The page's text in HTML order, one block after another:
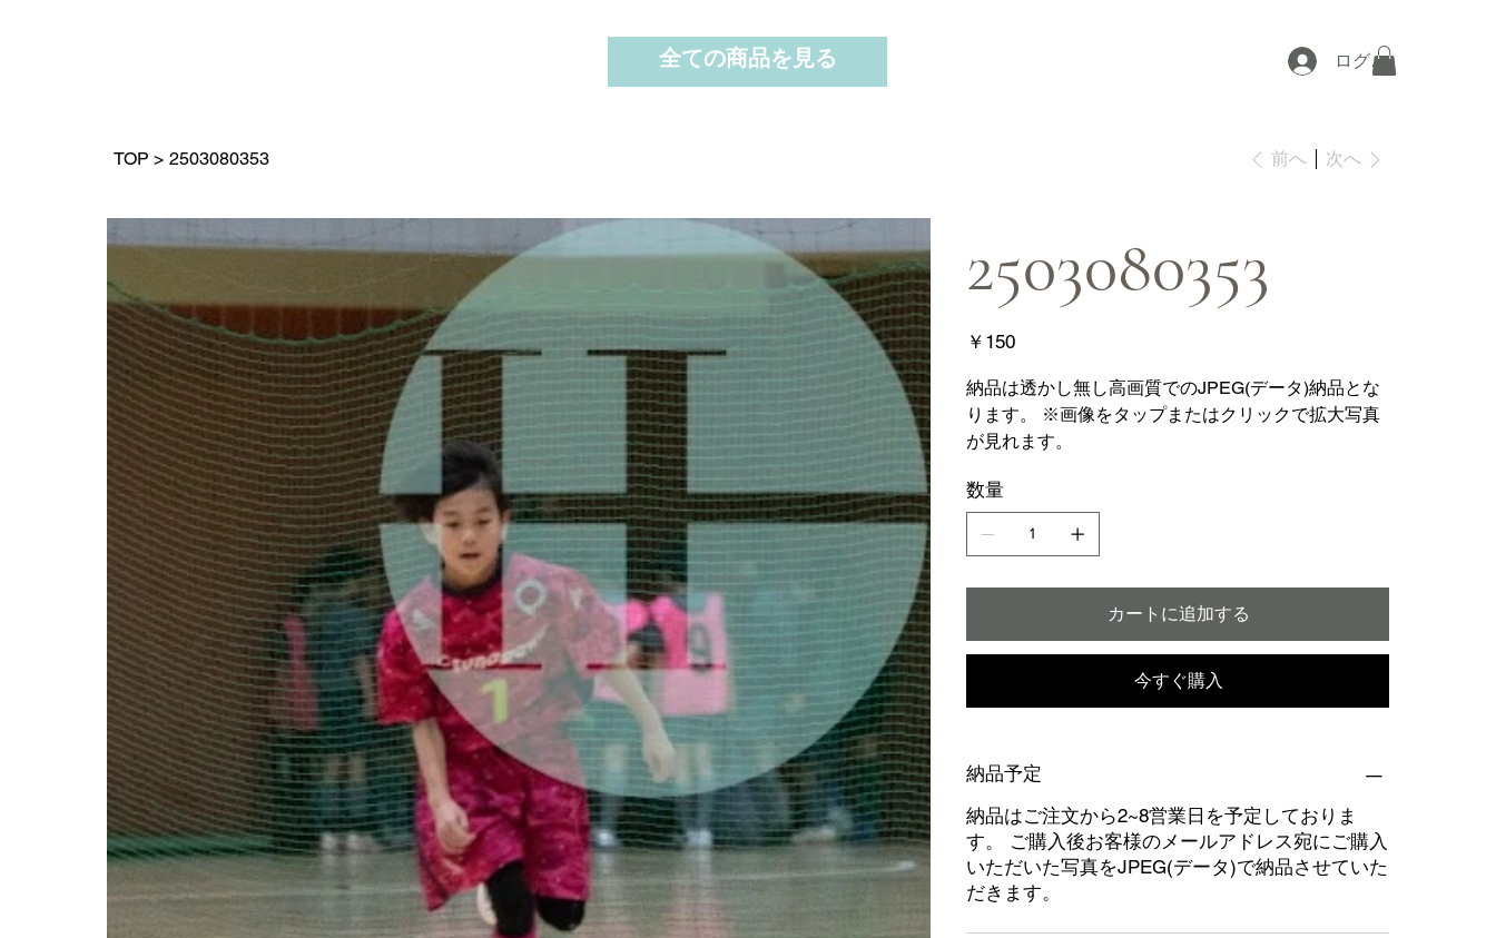
ログイン
全ての商品を見る
TOP > 2503080353 前へ 次へ
2503080353
価
格
￥150
納品は透かし無し高画質でのJPEG(データ)納品とな
ります。 ※画像をタップまたはクリックで拡大写真
が見れます。
数量
カートに追加する
今すぐ購入
納品予定
納品はご注文から2~8営業日を予定しておりま
す。 ご購入後お客様のメールアドレス宛にご購入
いただいた写真をJPEG(データ)で納品させていた
だきます。